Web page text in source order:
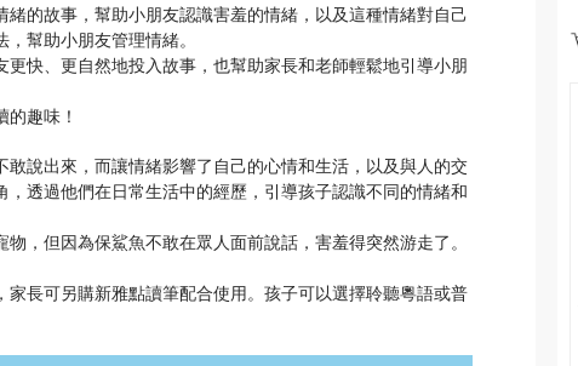
的故事，幫助小朋友認識害羞的情緒，以及這種情緒對自己
幫助小朋友管理情緒。
快、更自然地投入故事，也幫助家長和老師輕鬆地引導小朋
趣味！
說出來，而讓情緒影響了自己的心情和生活，以及與人的交
透過他們在日常生活中的經歷，引導孩子認識不同的情緒和
，但因為保鯊魚不敢在眾人面前說話，害羞得突然游走了。
長可另購新雅點讀筆配合使用。孩子可以選擇聆聽粵語或普